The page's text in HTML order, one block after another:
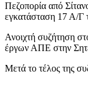
Πεζοπορία από
εγκατάσταση 17 Α/Γ
Ανοιχτή συζήτηση
έργων ΑΠΕ στην
Μετά το τέλος της